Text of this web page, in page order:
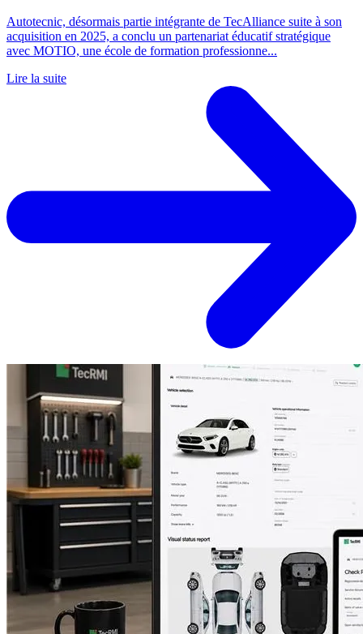
Autotecnic, désormais partie intégrante de TecAlliance suite à son
acquisition en 2025, a conclu un partenariat éducatif stratégique
avec MOTIO, une école de formation professionne...
Lire la suite